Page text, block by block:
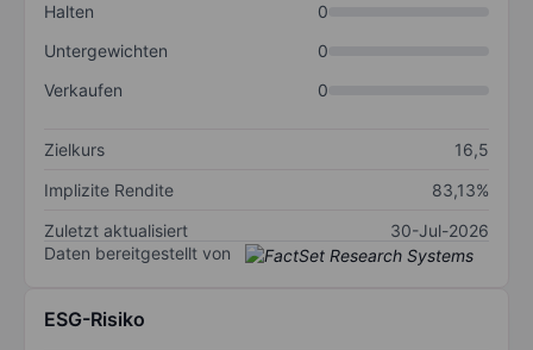
Halten
0
Untergewichten
0
Verkaufen
0
Zielkurs
16,5
Implizite Rendite
83,13%
Zuletzt aktualisiert
30-Jul-2026
Daten bereitgestellt von
ESG-Risiko